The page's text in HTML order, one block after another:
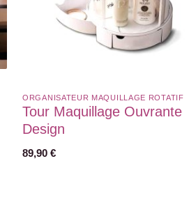
ORGANISATEUR MAQUILLAGE ROTATIF​
Tour Maquillage Ouvrante
Design
89,90 €